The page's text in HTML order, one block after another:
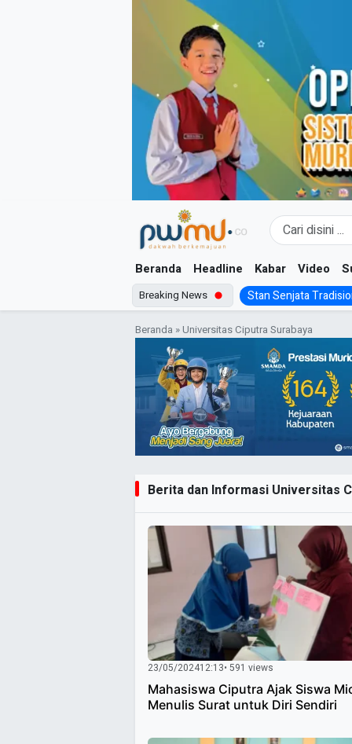
Beranda Headline Kabar Video
Breaking News Stan Senjata
Beranda »Universitas Ciputra Surabaya
Berita dan Informasi Universitas
23/05/202412:13• 591 views
Mahasiswa Ciputra Ajak Siswa
Menulis Surat untuk Diri Sendiri